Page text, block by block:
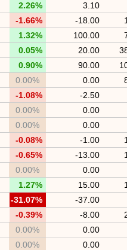
3.10
2.26%
-18.00
-1.66%
100.00
1.32%
20.00
0.05%
90.00
0.90%
0.00
0.00%
-2.50
-1.08%
0.00
0.00%
0.00
0.00%
-1.00
-0.08%
-13.00
-0.65%
0.00
0.00%
15.00
1.27%
-37.00
-31.07%
-8.00
-0.39%
0.00
0.00%
0.00
0.00%